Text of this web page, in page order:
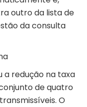
outro da lista de
da consulta
a redução na taxa
de quatro
O